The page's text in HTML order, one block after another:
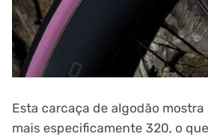
Esta carcaça de algodão mostra
mais especificamente 320, o